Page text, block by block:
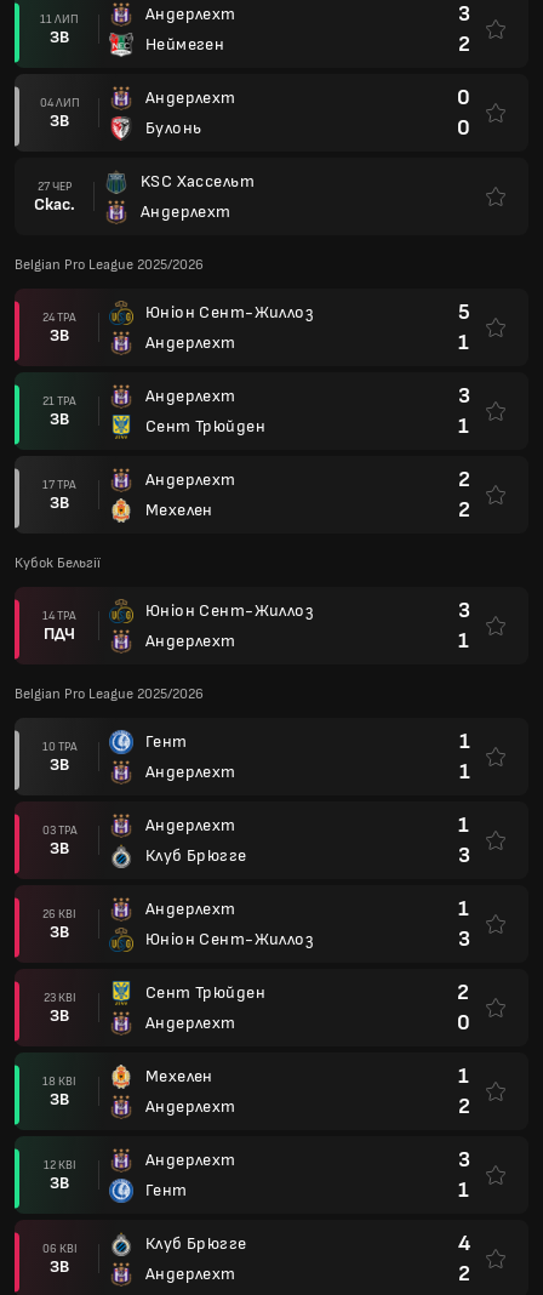
11 ЛИП
ЗВ
Андерлехт
Неймеген
3
2
04 ЛИП
ЗВ
Андерлехт
Булонь
0
0
27 ЧЕР
Скас.
KSC Хассельт
Андерлехт
Belgian Pro League 2025/2026
24 ТРА
ЗВ
Юніон Сент-Жиллоз
Андерлехт
5
1
21 ТРА
ЗВ
Андерлехт
Сент Трюйден
3
1
17 ТРА
ЗВ
Андерлехт
Мехелен
2
2
Кубок Бельгії
14 ТРА
ПДЧ
Юніон Сент-Жиллоз
Андерлехт
3
1
Belgian Pro League 2025/2026
10 ТРА
ЗВ
Гент
Андерлехт
1
1
03 ТРА
ЗВ
Андерлехт
Клуб Брюгге
1
3
26 КВІ
ЗВ
Андерлехт
Юніон Сент-Жиллоз
1
3
23 КВІ
ЗВ
Сент Трюйден
Андерлехт
2
0
18 КВІ
ЗВ
Мехелен
Андерлехт
1
2
12 КВІ
ЗВ
Андерлехт
Гент
3
1
06 КВІ
ЗВ
Клуб Брюгге
Андерлехт
4
2